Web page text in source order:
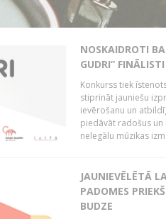
NOSKAIDROTI
GUDRI” FINĀLISTI
Konkurss tiek
stiprināt jauniešu
ievērošanu un
piedāvāt radošus
nelegālu mūzikas
JAUNIEVĒLĒTĀ
PADOMES
BUDZE